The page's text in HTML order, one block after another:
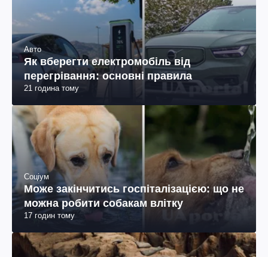
Авто
Як вберегти електромобіль від
перегрівання: основні правила
21 година тому
Соціум
Може закінчитись госпіталізацією: що не
можна робити собакам влітку
17 годин тому